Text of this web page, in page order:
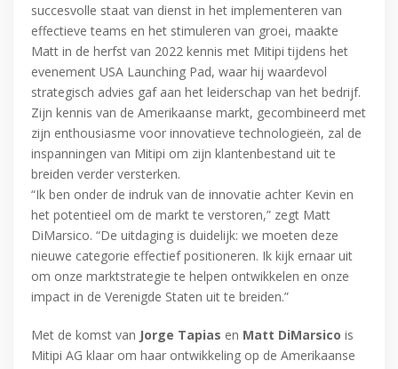
succesvolle staat van dienst in het implementeren van
effectieve teams en het stimuleren van groei, maakte
Matt in de herfst van 2022 kennis met Mitipi tijdens het
evenement USA Launching Pad, waar hij waardevol
strategisch advies gaf aan het leiderschap van het bedrijf.
Zijn kennis van de Amerikaanse markt, gecombineerd met
zijn enthousiasme voor innovatieve technologieën, zal de
inspanningen van Mitipi om zijn klantenbestand uit te
breiden verder versterken.
“Ik ben onder de indruk van de innovatie achter Kevin en
het potentieel om de markt te verstoren,” zegt Matt
DiMarsico. “De uitdaging is duidelijk: we moeten deze
nieuwe categorie effectief positioneren. Ik kijk ernaar uit
om onze marktstrategie te helpen ontwikkelen en onze
impact in de Verenigde Staten uit te breiden.”
Met de komst van Jorge Tapias en Matt DiMarsico is
Mitipi AG klaar om haar ontwikkeling op de Amerikaanse